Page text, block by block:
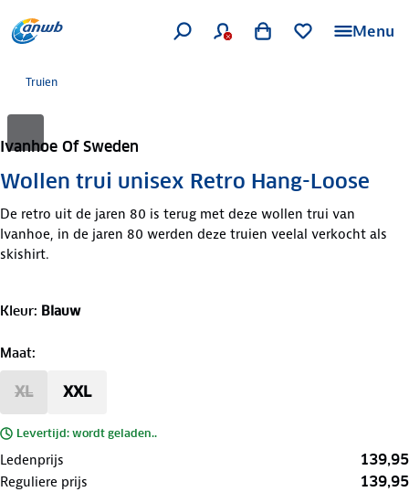
Menu
Truien
Ivanhoe Of Sweden
Wollen trui unisex Retro Hang-Loose
De retro uit de jaren 80 is terug met deze wollen trui van
Ivanhoe, in de jaren 80 werden deze truien veelal verkocht als
skishirt.
Kleur: Blauw
Maat:
XL XXL
Levertijd: wordt geladen..
Ledenprijs 139,95
Reguliere prijs 139,95